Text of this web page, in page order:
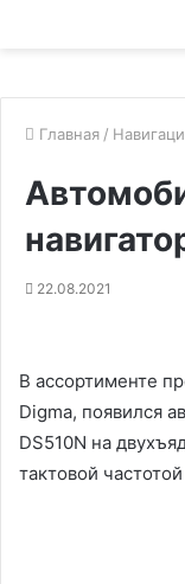
Главная /
22.08.2021
В ассортименте
Digma, появился
DS510N на
тактовой